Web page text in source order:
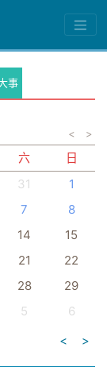
事
< >
六
日
31
1
7
8
14
15
21
22
28
29
5
6
<
>